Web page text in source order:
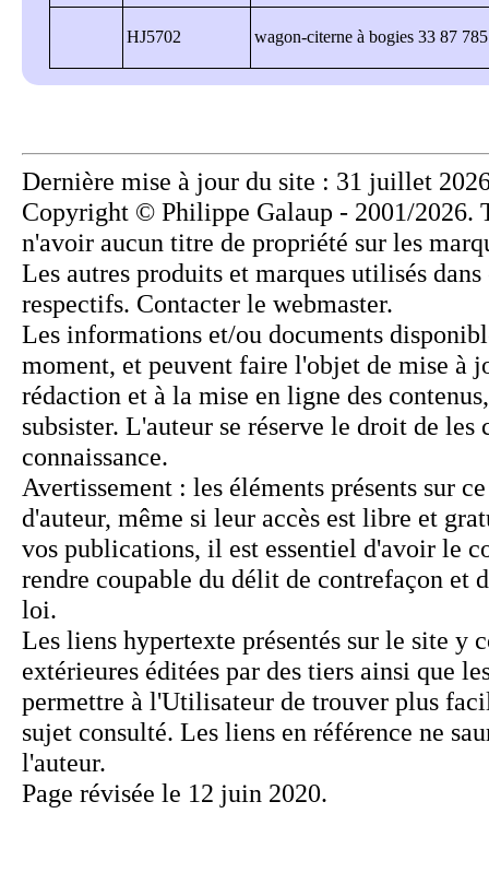
HJ5702 wagon-citerne à bogies 33 87
Page révisée le 12 juin 2020.